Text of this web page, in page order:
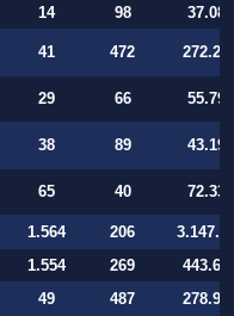
14 98
37.084
41 472
29 66
55.794
38 89
43.197
65 40 72.332
1.564 206
1.554 269
49 487